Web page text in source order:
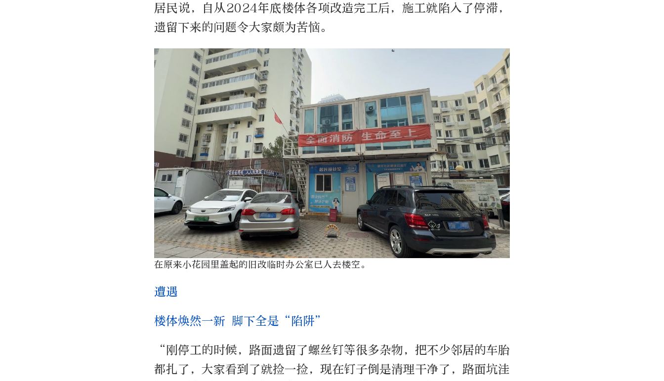
居民说，自从2024年底楼体各项改造完工后，施工就陷入了停滞，
遗留下来的问题令大家颇为苦恼。
在原来小花园里盖起的旧改临时办公室已人去楼空。
遭遇
楼体焕然一新 脚下全是“陷阱”
“刚停工的时候，路面遗留了螺丝钉等很多杂物，把不少邻居的车胎
都扎了，大家看到了就捡一捡，现在钉子倒是清理干净了，路面坑洼